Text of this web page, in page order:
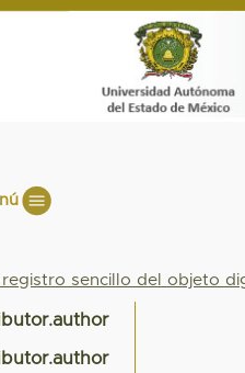
sencillo del objeto